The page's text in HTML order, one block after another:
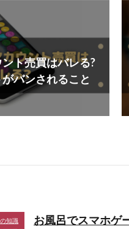
ト売買はバレる?
バンされること
知識
お風呂でスマホゲ